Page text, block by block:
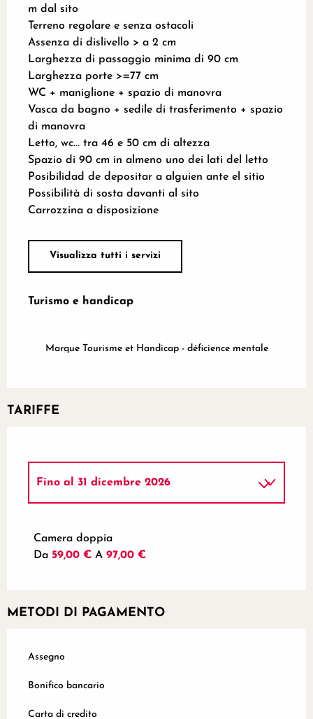
m dal sito
Terreno regolare e senza ostacoli
Assenza di dislivello > a 2 cm
Larghezza di passaggio minima di 90 cm
Larghezza porte >=77 cm
WC + maniglione + spazio di manovra
Vasca da bagno + sedile di trasferimento + spazio
di manovra
Letto, wc... tra 46 e 50 cm di altezza
Spazio di 90 cm in almeno uno dei lati del letto
Posibilidad de depositar a alguien ante el sitio
Possibilità di sosta davanti al sito
Carrozzina a disposizione
Visualizza tutti i servizi
Turismo e handicap
Turismo e handicap
Marque Tourisme et Handicap - déficience mentale
TARIFFE
5 luglio 2026
Fino al 31 dicembre 2026
Camera doppia
Da 59,00 € A 97,00 €
METODI DI PAGAMENTO
Assegno
Bonifico bancario
Carta di credito